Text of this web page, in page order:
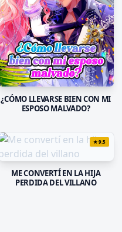
¿CÓMO LLEVARSE BIEN CON MI
ESPOSO MALVADO?
★9.5
ME CONVERTÍ EN LA HIJA
PERDIDA DEL VILLANO